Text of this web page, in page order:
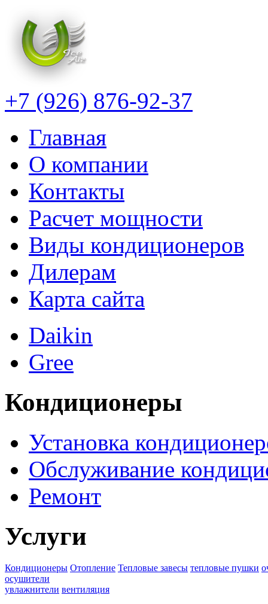
+7 (926) 876-92-37
Главная
О компании
Контакты
Расчет мощности
Виды кондиционеров
Дилерам
Карта сайта
Daikin
Gree
Кондиционеры
Установка
Обслуживание
Ремонт
Услуги
Кондиционеры Отопление Тепловые завесы тепловые пушки
осушители
увлажнители вентиляция